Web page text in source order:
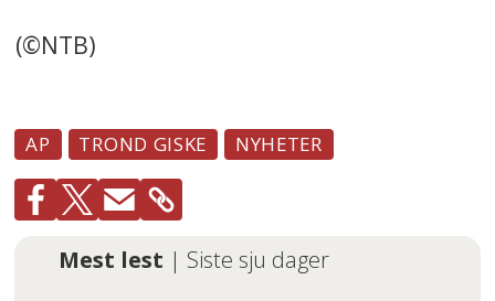
(©NTB)
AP TROND GISKE NYHETER
Mest lest | Siste sju dager